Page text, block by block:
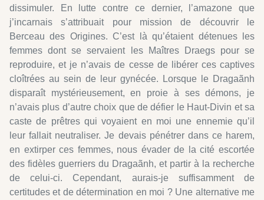
dissimuler. En lutte contre ce dernier, l’amazone que
j’incarnais s’attribuait pour mission de découvrir le
Berceau des Origines. C’est là qu’étaient détenues les
femmes dont se servaient les Maîtres Draegs pour se
reproduire, et je n’avais de cesse de libérer ces captives
cloîtrées au sein de leur gynécée. Lorsque le Dragaãnh
disparaît mystérieusement, en proie à ses démons, je
n’avais plus d’autre choix que de défier le Haut-Divin et sa
caste de prêtres qui voyaient en moi une ennemie qu’il
leur fallait neutraliser. Je devais pénétrer dans ce harem,
en extirper ces femmes, nous évader de la cité escortée
des fidèles guerriers du Dragaãnh, et partir à la recherche
de celui-ci. Cependant, aurais-je suffisamment de
certitudes et de détermination en moi ? Une alternative me